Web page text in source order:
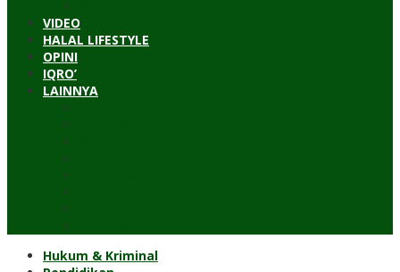
VIDEO
HALAL LIFESTYLE
OPINI
IQRO’
LAINNYA
Hukum & Kriminal